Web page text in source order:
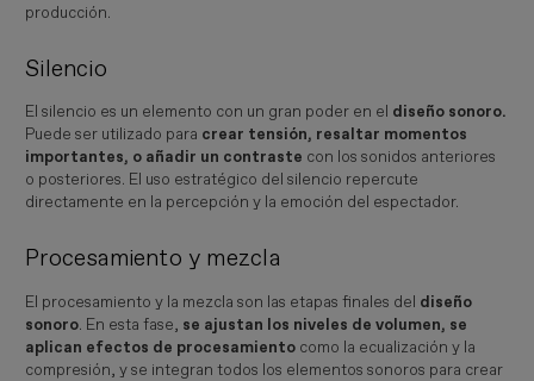
producción.
Silencio
El silencio es un elemento con un gran poder en el diseño sonoro.
Puede ser utilizado para crear tensión, resaltar momentos
importantes, o añadir un contraste con los sonidos anteriores
o posteriores. El uso estratégico del silencio repercute
directamente en la percepción y la emoción del espectador.
Procesamiento y mezcla
El procesamiento y la mezcla son las etapas finales del diseño
sonoro. En esta fase, se ajustan los niveles de volumen, se
aplican efectos de procesamiento como la ecualización y la
compresión, y se integran todos los elementos sonoros para crear